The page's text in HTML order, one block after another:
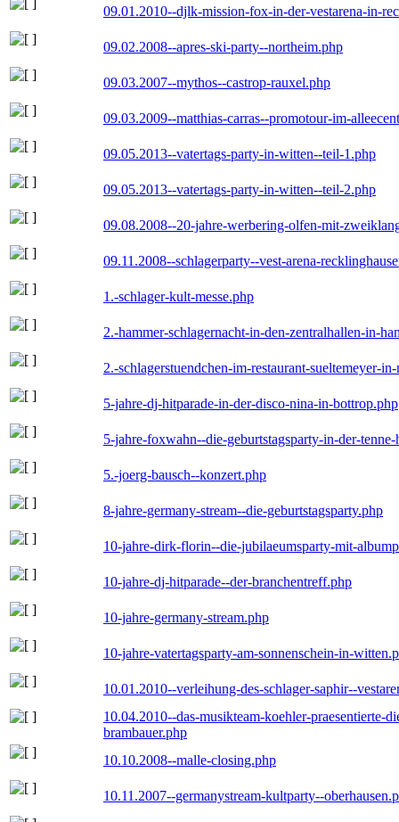
09.01.2010--djlk-mission-fox-in-der-vestarena-in-
09.02.2008--apres-ski-party--northeim.php
09.03.2007--mythos--castrop-rauxel.php
09.03.2009--matthias-carras--promotour-im-
09.05.2013--vatertags-party-in-witten--teil-1.php
09.05.2013--vatertags-party-in-witten--teil-2.php
09.08.2008--20-jahre-werbering-olfen-mit-
09.11.2008--schlagerparty--vest-arena-
1.-schlager-kult-messe.php
2.-hammer-schlagernacht-in-den-zentralhallen-in-
2.-schlagerstuendchen-im-restaurant-sueltemeyer-
5-jahre-dj-hitparade-in-der-disco-nina-in-bottrop.php
5-jahre-foxwahn--die-geburtstagsparty-in-der-tenne-
5.-joerg-bausch--konzert.php
8-jahre-germany-stream--die-geburtstagsparty.php
10-jahre-dirk-florin--die-jubilaeumsparty-mit-
10-jahre-dj-hitparade--der-branchentreff.php
10-jahre-germany-stream.php
10-jahre-vatertagsparty-am-sonnenschein-in-
10.01.2010--verleihung-des-schlager-saphir--
10.04.2010--das-musikteam-koehler-praesentierte-
brambauer.php
10.10.2008--malle-closing.php
10.11.2007--germanystream-kultparty--